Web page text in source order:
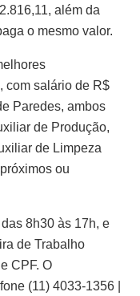
além da
o mesmo valor.
com salário de R$
Paredes, ambos
de Produção,
de Limpeza
ou
8h30 às 17h, e
de Trabalho
CPF. O
(11) 4033-1356 |